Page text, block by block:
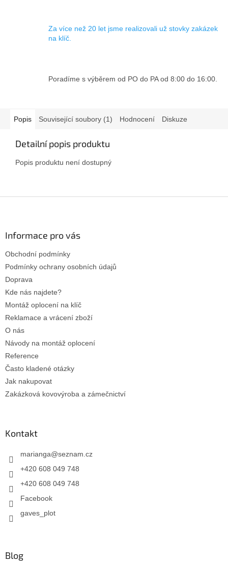
Za více než 20 let jsme realizovali už stovky zakázek
na klíč.
Poradíme s výběrem od PO do PA od 8:00 do 16:00.
Popis Související soubory (1) Hodnocení Diskuze
Detailní popis produktu
Popis produktu není dostupný
Informace pro vás
Obchodní podmínky
Podmínky ochrany osobních údajů
Doprava
Kde nás najdete?
Montáž oplocení na klíč
Reklamace a vrácení zboží
O nás
Návody na montáž oplocení
Reference
Často kladené otázky
Jak nakupovat
Zakázková kovovýroba a zámečnictví
Kontakt
marianga@seznam.cz
+420 608 049 748
+420 608 049 748
Facebook
gaves_plot
Blog